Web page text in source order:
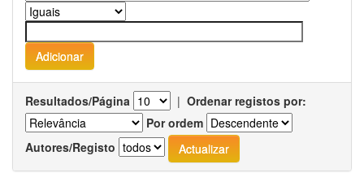
Resultados/Página | Ordenar registos por:
Por ordem
Autores/Registo